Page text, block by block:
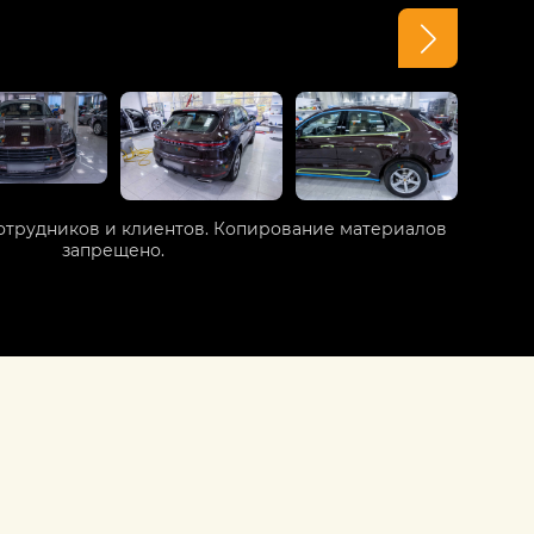
и клиентов. Копирование материалов
запрещено.